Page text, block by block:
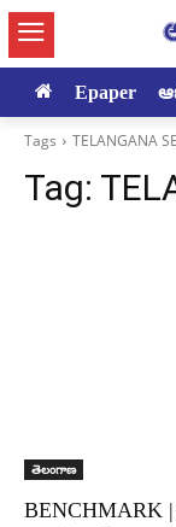
Epaper
Tags TELANGANA
Tag:
తెలంగాణ